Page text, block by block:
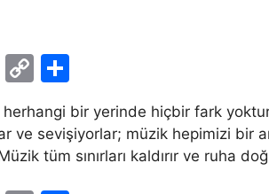
E
m
C
p
y
Li
h
ar
e
herhangi bir yerinde hiçbir fark
ve sevişiyorlar; müzik hepimizi bir
tüm sınırları kaldırır ve ruha